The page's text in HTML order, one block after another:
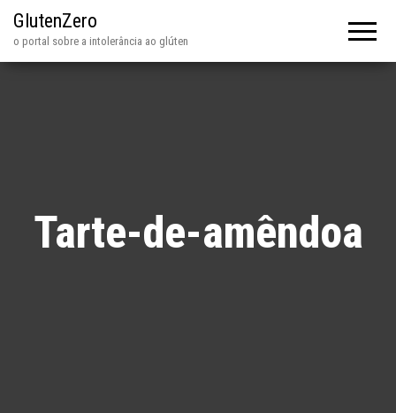
GlutenZero
o portal sobre a intolerância ao glúten
Tarte-de-amêndoa